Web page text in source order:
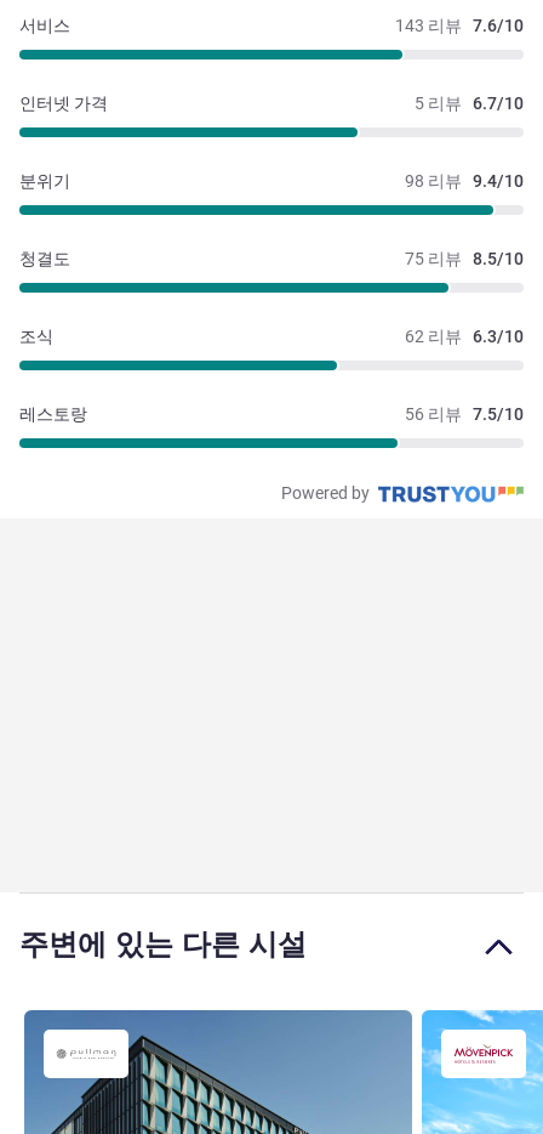
143 리뷰 7.6/10
서비스
5 리뷰 6.7/10
인터넷 가격
98 리뷰 9.4/10
분위기
75 리뷰 8.5/10
청결도
62 리뷰 6.3/10
조식
56 리뷰 7.5/10
레스토랑
Powered by
주변에 있는 다른 시설